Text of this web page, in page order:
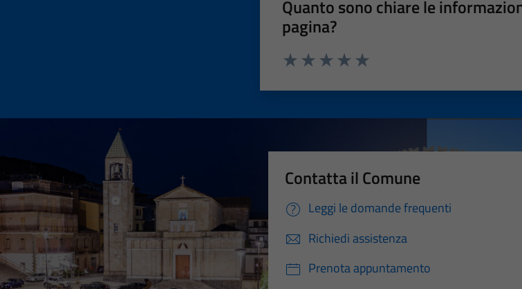
Quanto sono chiare le
pagina?
Contatta il Comune
Leggi le domande frequenti
Richiedi assistenza
Prenota appuntamento